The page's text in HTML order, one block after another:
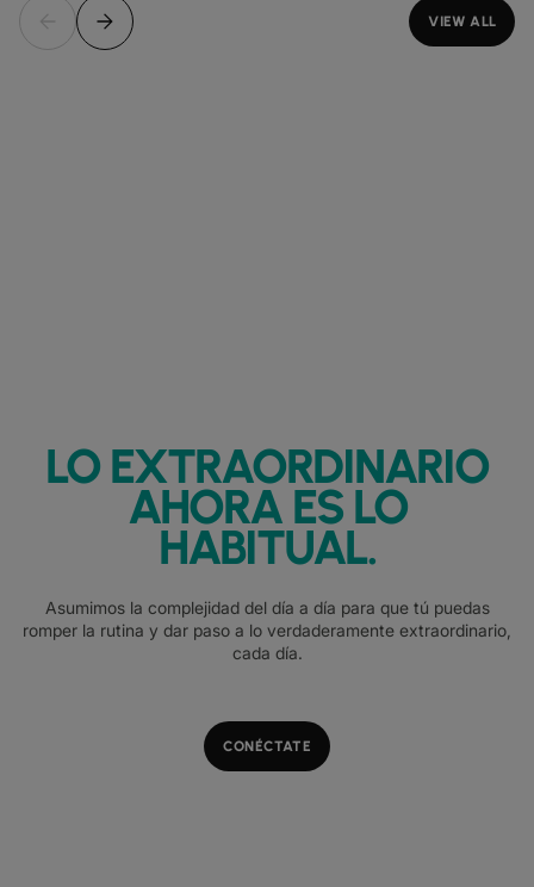
VIEW ALL
LO EXTRAORDINARIO
AHORA ES LO
HABITUAL.
Asumimos la complejidad del día a día para que tú puedas
romper la rutina y dar paso a lo verdaderamente extraordinario,
cada día.
CONÉCTATE